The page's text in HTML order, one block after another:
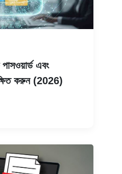
এবং
করুন (2026)